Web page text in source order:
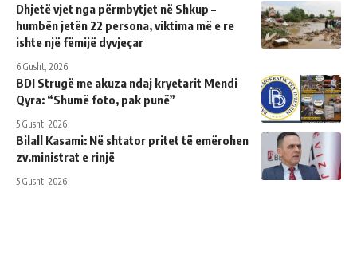
Dhjetë vjet nga përmbytjet në Shkup –
humbën jetën 22 persona, viktima më e re
ishte një fëmijë dyvjeçar
6 Gusht, 2026
BDI Strugë me akuza ndaj kryetarit Mendi
Qyra: “Shumë foto, pak punë”
5 Gusht, 2026
Bilall Kasami: Në shtator pritet të emërohen
zv.ministrat e rinjë
5 Gusht, 2026